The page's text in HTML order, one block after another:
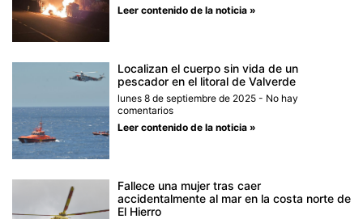
Leer contenido de la noticia »
Localizan el cuerpo sin vida de un
pescador en el litoral de Valverde
lunes 8 de septiembre de 2025
No hay
comentarios
Leer contenido de la noticia »
Fallece una mujer tras caer
accidentalmente al mar en la costa norte de
El Hierro